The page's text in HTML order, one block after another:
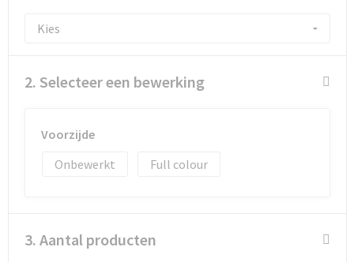
2. Selecteer een bewerking
Voorzijde
Onbewerkt
Full colour
3. Aantal producten